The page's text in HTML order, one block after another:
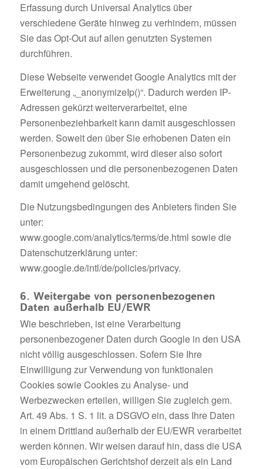
Erfassung durch Universal Analytics über
verschiedene Geräte hinweg zu verhindern, müssen
Sie das Opt-Out auf allen genutzten Systemen
durchführen.
Diese Webseite verwendet Google Analytics mit der
Erweiterung „_anonymizeIp()“. Dadurch werden IP-
Adressen gekürzt weiterverarbeitet, eine
Personenbeziehbarkeit kann damit ausgeschlossen
werden. Soweit den über Sie erhobenen Daten ein
Personenbezug zukommt, wird dieser also sofort
ausgeschlossen und die personenbezogenen Daten
damit umgehend gelöscht.
Die Nutzungsbedingungen des Anbieters finden Sie
unter:
www.google.com/analytics/terms/de.html sowie die
Datenschutzerklärung unter:
www.google.de/intl/de/policies/privacy.
6. Weitergabe von personenbezogenen
Daten außerhalb EU/EWR
Wie beschrieben, ist eine Verarbeitung
personenbezogener Daten durch Google in den USA
nicht völlig ausgeschlossen. Sofern Sie Ihre
Einwilligung zur Verwendung von funktionalen
Cookies sowie Cookies zu Analyse- und
Werbezwecken erteilen, willigen Sie zugleich gem.
Art. 49 Abs. 1 S. 1 lit. a DSGVO ein, dass Ihre Daten
in einem Drittland außerhalb der EU/EWR verarbeitet
werden können. Wir weisen darauf hin, dass die USA
vom Europäischen Gerichtshof derzeit als ein Land